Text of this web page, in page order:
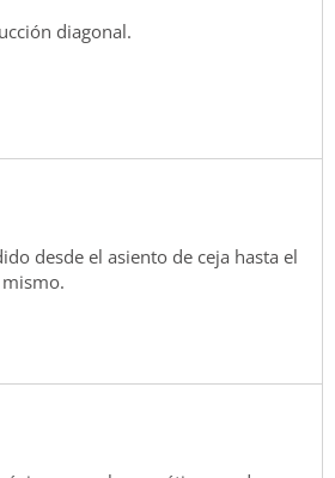
diagonal.
desde el asiento de ceja hasta el